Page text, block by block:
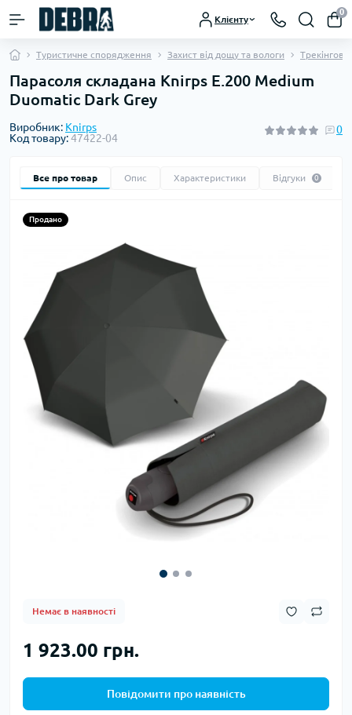
Клієнту
0
Туристичне спорядження Захист від дощу та вологи Трекінгові
Парасоля складана Knirps E.200 Medium
Duomatic Dark Grey
Виробник: Knirps
Код товару:47422-04
0
Все про товар Опис Характеристики Відгуки 0
Продано
Немає в наявності
1 923.00 грн.
Повідомити про наявність